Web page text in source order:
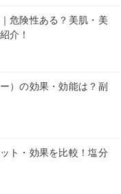
危険性ある？美肌・美
介！
）の効果・効能は？副
ト・効果を比較！塩分